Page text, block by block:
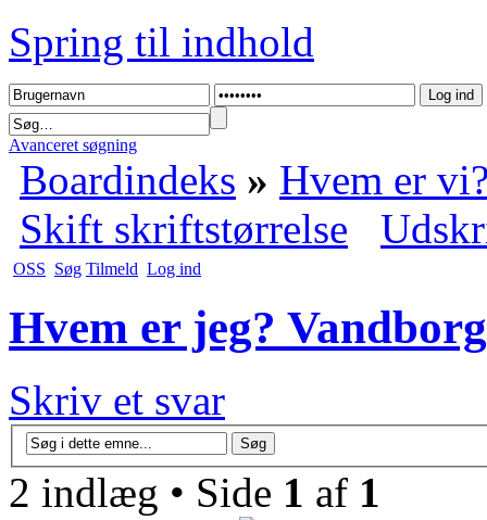
Spring til indhold
Avanceret søgning
Boardindeks » Hvem er
Skift skriftstørrelse
OSS Søg Tilmeld Log ind
Hvem er jeg? Vandborg
Skriv et svar
2 indlæg • Side 1 af 1